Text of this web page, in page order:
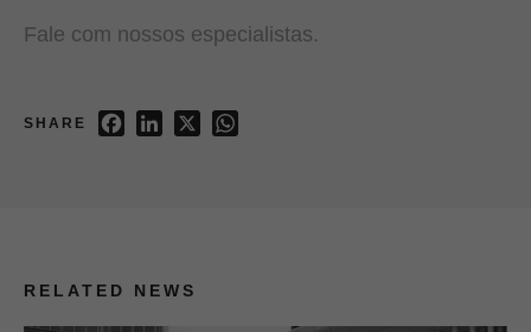
Fale com nossos especialistas.
SHARE FacebookLinkedIn
RELATED NEWS